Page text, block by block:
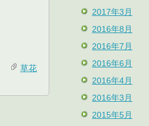
草花
2017年3月
2016年8月
2016年7月
2016年6月
2016年4月
2016年3月
2015年5月